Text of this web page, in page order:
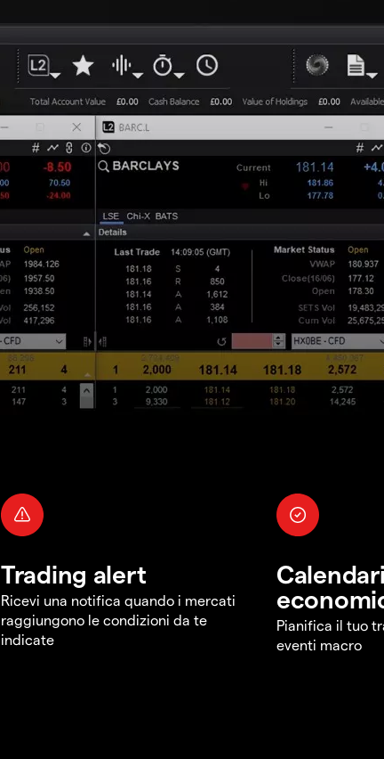
Trading alert
Ricevi una notifica quando i mercati
raggiungono le condizioni da te
indicate
Pianifica il tuo
eventi macro